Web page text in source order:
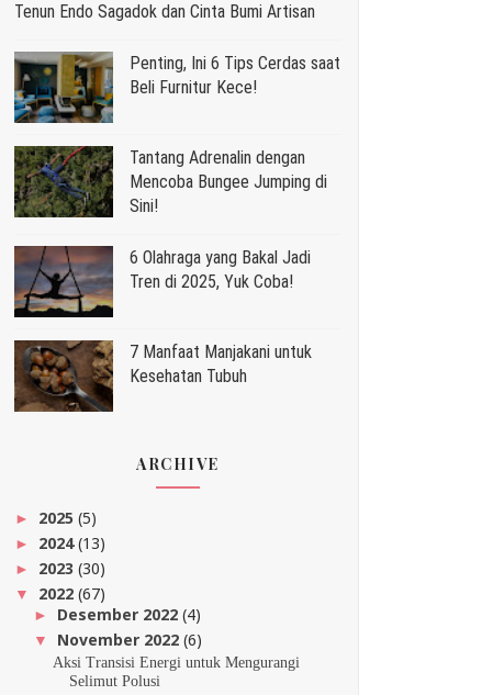
Tenun Endo Sagadok dan Cinta Bumi Artisan
Penting, Ini 6 Tips Cerdas saat
Beli Furnitur Kece!
Tantang Adrenalin dengan
Mencoba Bungee Jumping di
Sini!
6 Olahraga yang Bakal Jadi
Tren di 2025, Yuk Coba!
7 Manfaat Manjakani untuk
Kesehatan Tubuh
ARCHIVE
► 2025 (5)
► 2024(13)
► 2023 (30)
▼ 2022 (67)
► Desember 2022 (4)
▼ November 2022 (6)
Aksi Transisi Energi untuk Mengurangi
Selimut Polusi